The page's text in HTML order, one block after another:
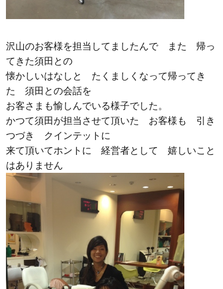
沢山のお客様を担当してましたんで また 帰っ
てきた須田との
懐かしいはなしと たくましくなって帰ってき
た 須田との会話を
お客さまも愉しんでいる様子でした。
かつて須田が担当させて頂いた お客様も 引き
つづき クインテットに
来て頂いてホントに 経営者として 嬉しいこと
はありません